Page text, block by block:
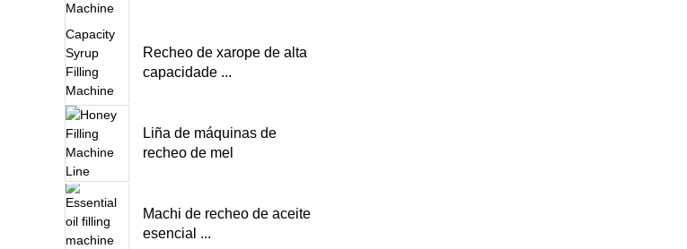
Recheo de xarope de alta
capacidade ...
Liña de máquinas de
recheo de mel
Machi de recheo de aceite
esencial ...